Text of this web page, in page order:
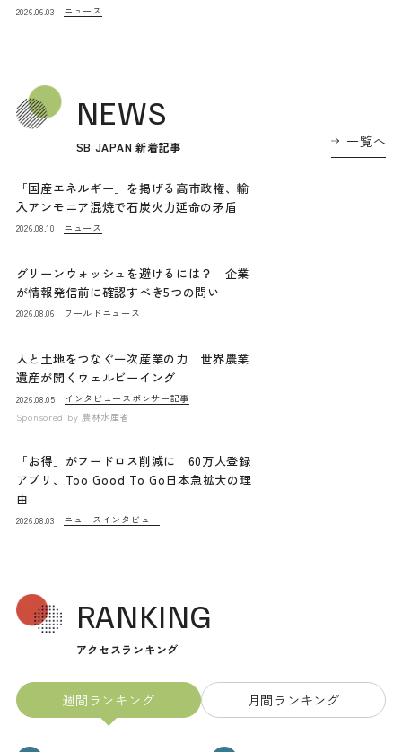
2026.06.03 ニュース
NEWS
SB JAPAN 新着記事 一覧へ
「国産エネルギー」を掲げる高市政権、輸
入アンモニア混焼で石炭火力延命の矛盾
2026.08.10 ニュース
グリーンウォッシュを避けるには？ 企業
が情報発信前に確認すべき5つの問い
2026.08.06 ワールドニュース
人と土地をつなぐ一次産業の力 世界農業
遺産が開くウェルビーイング
2026.08.05 インタビュー スポンサー記事
Sponsored by 農林水産省
「お得」がフードロス削減に 60万人登録
アプリ、Too Good To Go日本急拡大の理
由
2026.08.03 ニュース インタビュー
RANKING
アクセスランキング
週間ランキング 月間ランキング